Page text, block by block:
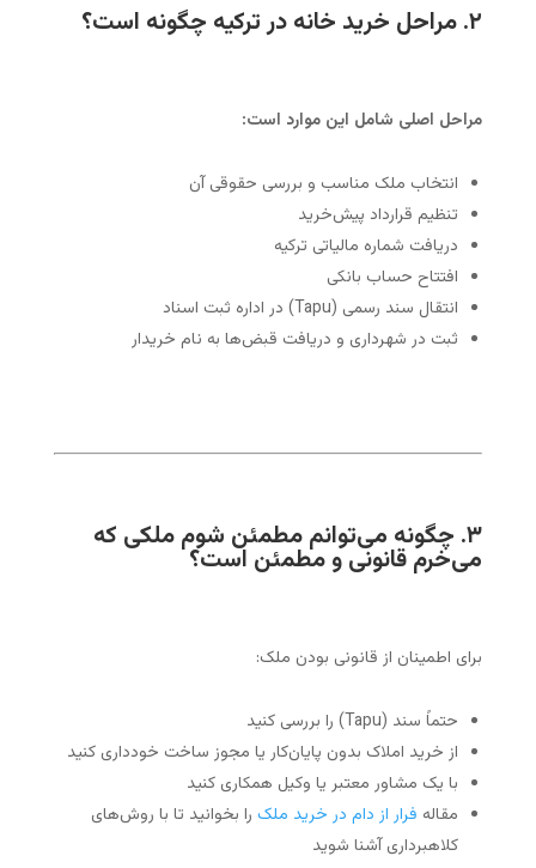
۲. مراحل خرید خانه در ترکیه چگونه است؟
مراحل اصلی شامل این موارد است:
انتخاب ملک مناسب و بررسی حقوقی آن
تنظیم قرارداد پیش‌خرید
دریافت شماره مالیاتی ترکیه
افتتاح حساب بانکی
انتقال سند رسمی (Tapu) در اداره ثبت اسناد
ثبت در شهرداری و دریافت قبض‌ها به نام خریدار
۳. چگونه می‌توانم مطمئن شوم ملکی که
می‌خرم قانونی و مطمئن است؟
برای اطمینان از قانونی بودن ملک:
حتماً سند (Tapu) را بررسی کنید
از خرید املاک بدون پایان‌کار یا مجوز ساخت خودداری کنید
با یک مشاور معتبر یا وکیل همکاری کنید
مقاله فرار از دام در خرید ملکرا بخوانید تا با روش‌های
کلاهبرداری آشنا شوید